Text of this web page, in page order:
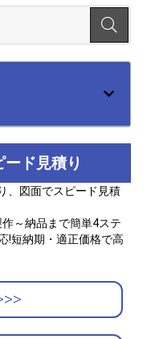
ド見積り
、図面でスピード見積
～納品まで簡単4ステ
!短納期・適正価格で高